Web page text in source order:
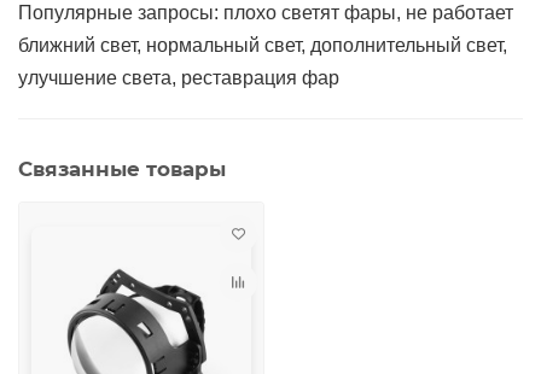
Популярные запросы: плохо светят фары, не работает
ближний свет, нормальный свет, дополнительный свет,
улучшение света, реставрация фар
Связанные товары